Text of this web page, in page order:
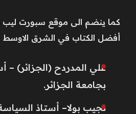
كما ينضم الى موقع سبورت ليب
أفضل الكتاب في الشرق الاوسط
علي المدردح (الجزائر) –
بجامعة الجزائر.
نجيب بولا– أستاذ